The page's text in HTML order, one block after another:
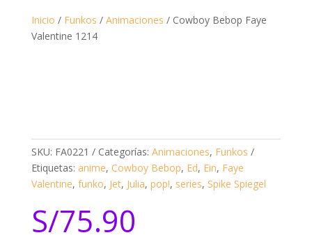
Inicio / Funkos / Animaciones / Cowboy Bebop Faye
Valentine 1214
SKU: FA0221 Categorías: Animaciones, Funkos
Etiquetas: anime, Cowboy Bebop, Ed, Ein, Faye
Valentine, funko, Jet, Julia, pop!, series, Spike Spiegel
S/75.90